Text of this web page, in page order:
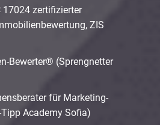
17024 zertifizierter
ZIS
Bewerter® (Sprengnetter
für Marketing-
Academy Sofia)